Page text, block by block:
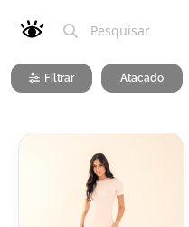
Filtrar Atacado